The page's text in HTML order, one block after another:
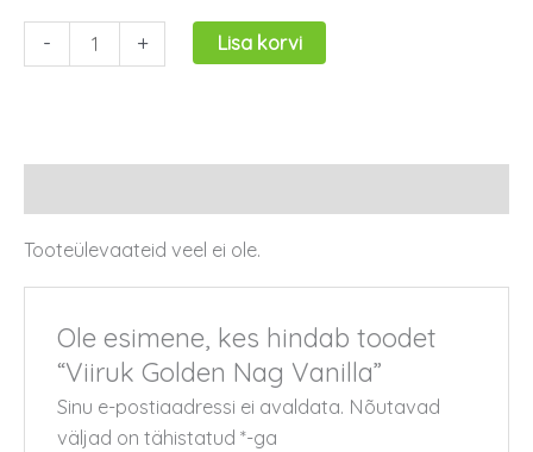
- + Lisa korvi
Tooteülevaateid veel ei ole.
Ole esimene, kes hindab toodet
“Viiruk Golden Nag Vanilla”
Sinu e-postiaadressi ei avaldata. Nõutavad
väljad on tähistatud*-ga